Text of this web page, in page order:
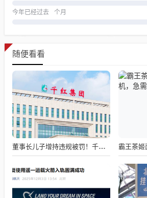
今年已经过去 个月
随便看看
董事长儿子增持违规被罚！千红制药市值128亿，半年净赚2.58亿却踩雷信托5年